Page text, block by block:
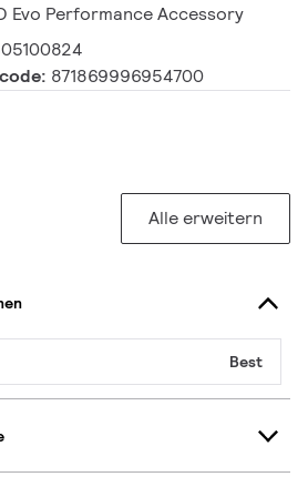
Evo Performance Accessory
871869996954700
Alle erweitern
Best